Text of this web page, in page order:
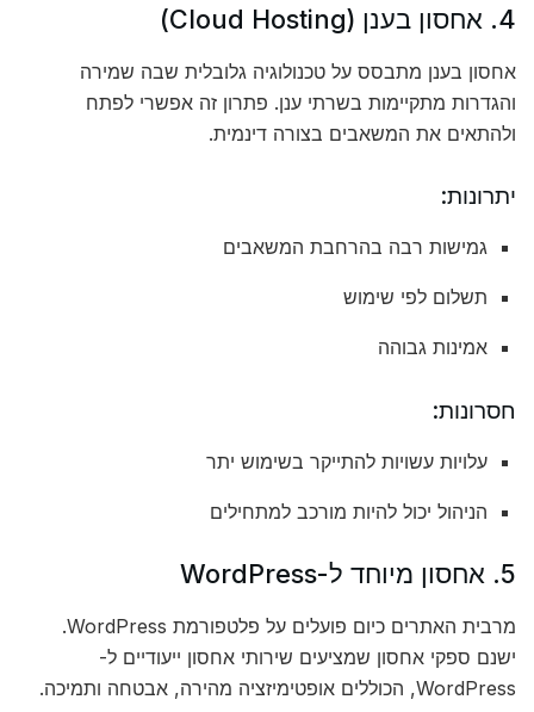
4. אחסון בענן (Cloud Hosting)
אחסון בענן מתבסס על טכנולוגיה גלובלית שבה שמירה
והגדרות מתקיימות בשרתי ענן. פתרון זה אפשרי לפתח
ולהתאים את המשאבים בצורה דינמית.
יתרונות:
גמישות רבה בהרחבת המשאבים
תשלום לפי שימוש
אמינות גבוהה
חסרונות:
עלויות עשויות להתייקר בשימוש יתר
הניהול יכול להיות מורכב למתחילים
5. אחסון מיוחד ל-WordPress
מרבית האתרים כיום פועלים על פלטפורמת WordPress.
ישנם ספקי אחסון שמציעים שירותי אחסון ייעודיים ל-
WordPress, הכוללים אופטימיזציה מהירה, אבטחה ותמיכה.